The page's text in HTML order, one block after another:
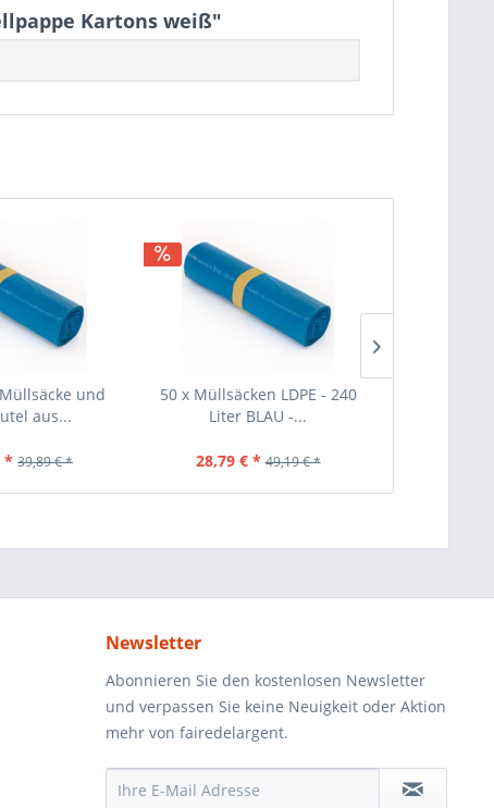
Kartons weiß"
und
aus...
* 39,89 € *
50 x Müllsäcken LDPE - 240
Liter BLAU -...
28,79 € * 49,19 € *
Newsletter
Abonnieren Sie den kostenlosen Newsletter
und verpassen Sie keine Neuigkeit oder Aktion
mehr von fairedelargent.